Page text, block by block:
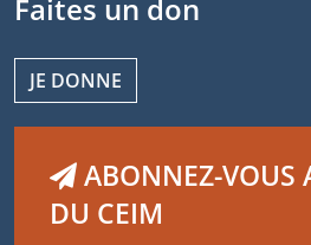
Faites un don
JE DONNE
ABONNEZ-VOUS
DU CEIM